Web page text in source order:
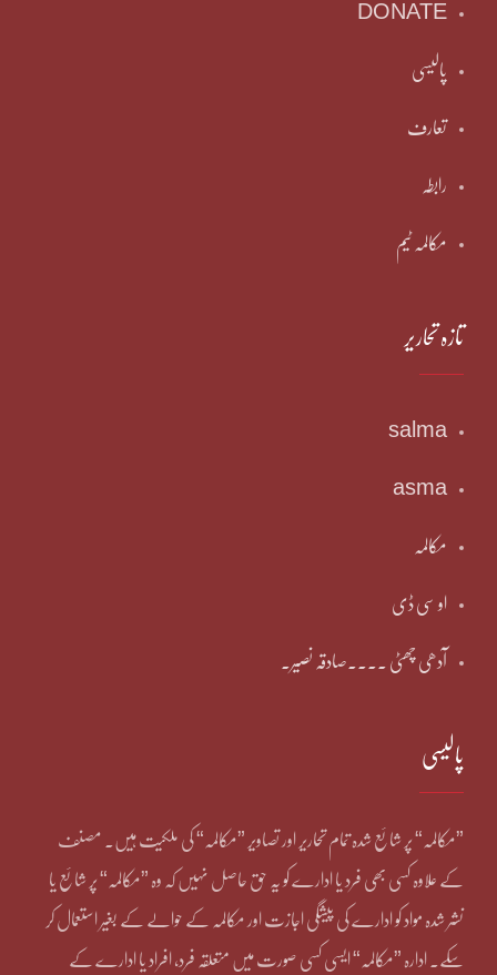
DONATE
پالیسی
تعارف
رابطہ
مکالمہ ٹیم
تازہ تحاریر
salma
asma
مکالمہ
او سی ڈی
آدھی چھٹی ۔۔۔۔صادقہ نصیر۔
پالیسی
”مکالمہ“ پر شائع شدہ تمام تحاریر اور تصاویر ”مکالمہ“ کی ملکیت ہیں۔ مصنف
کے علاوہ کسی بھی فرد یا ادارے کو یہ حق حاصل نہیں کہ وہ ”مکالمہ“ پر شائع یا
نشر شدہ مواد کو ادارے کی پیشگی اجازت اور مکالمہ کے حوالے کے بغیر استعمال کر
سکے۔ ادارہ ”مکالمہ“ ایسی کسی صورت میں متعلقہ فرد، افراد یا ادارے کے